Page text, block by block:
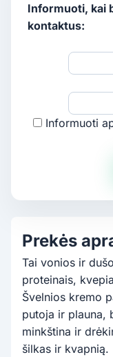
Informuoti, kai
kontaktus:
Informuoti
Prekės
Tai vonios ir
proteinais,
Švelnios kremo
putoja ir plauna,
minkština ir
šilkas ir kvapnią.